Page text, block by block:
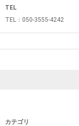
TEL
TEL：050-3555-4242
カテゴリ